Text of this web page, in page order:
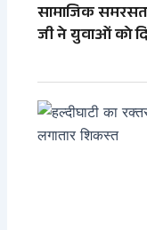
सामाजिक
जी ने युवाओं को